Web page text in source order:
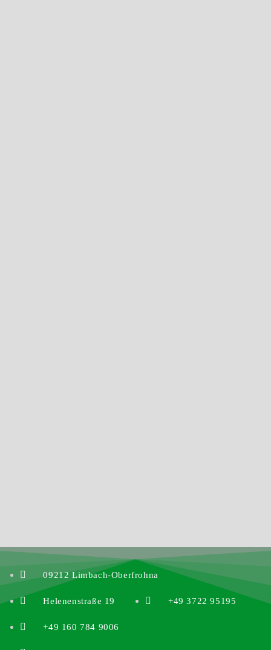
09212 Limbach-Oberfrohna
Helenenstraße 19 +49 3722 95195
+49 160 784 9006